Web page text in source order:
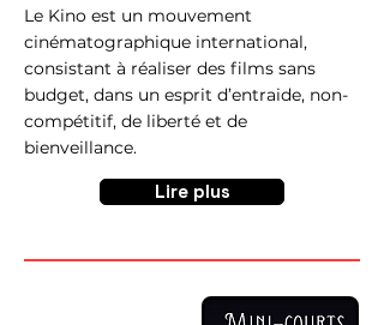
Le Kino est un mouvement
cinématographique international,
consistant à réaliser des films sans
budget, dans un esprit d’entraide, non-
compétitif, de liberté et de
bienveillance.
Lire plus